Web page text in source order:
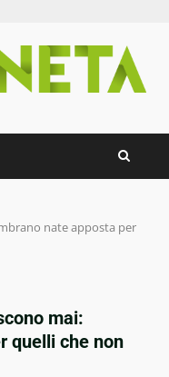
nate apposta per
mai:
quelli che non